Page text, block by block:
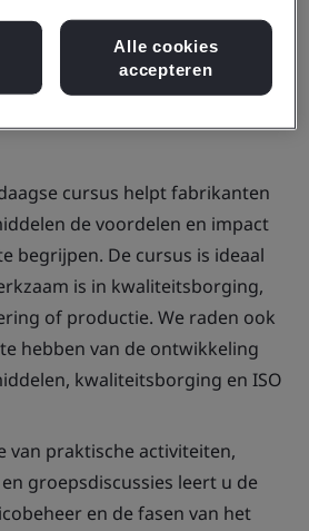
en prijzen
cursus helpt fabrikanten
de voordelen en impact
begrijpen. De cursus is ideaal
is in kwaliteitsborging,
of productie. We raden ook
hebben van de ontwikkeling
kwaliteitsborging en ISO
van praktische activiteiten,
groepsdiscussies leert u de
en de fasen van het
Alle cookies
accepteren